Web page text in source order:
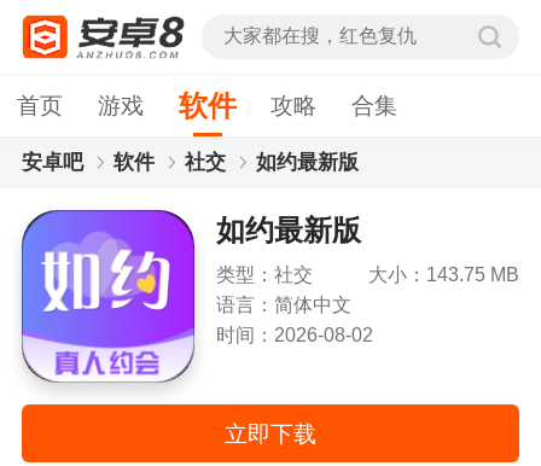
首页 游戏 软件 攻略 合集
安卓吧 软件 社交 如约最新版
如约最新版
类型：社交
大小：143.75 MB
语言：简体中文
时间：2026-08-02
立即下载